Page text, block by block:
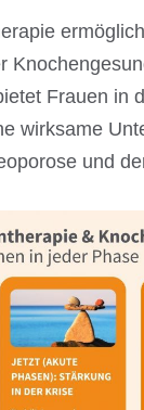
Frauen in
wirksame
und